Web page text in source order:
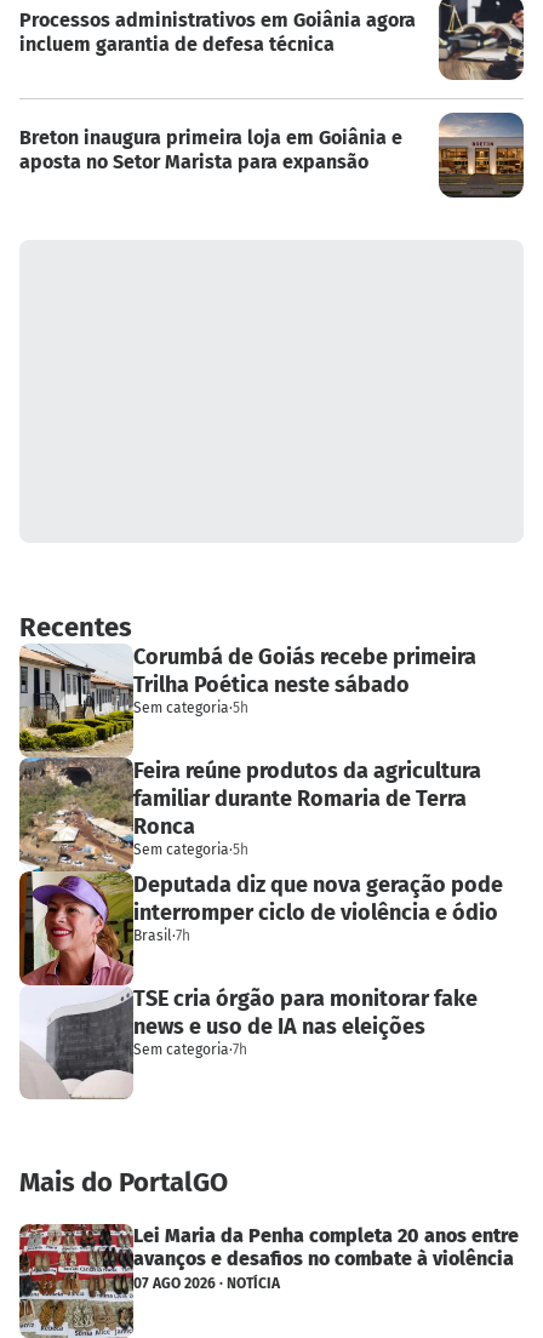
Processos administrativos em Goiânia agora
incluem garantia de defesa técnica
Breton inaugura primeira loja em Goiânia e
aposta no Setor Marista para expansão
Recentes
Corumbá de Goiás recebe primeira
Trilha Poética neste sábado
Sem categoria·5h
Feira reúne produtos da agricultura
familiar durante Romaria de Terra
Ronca
Sem categoria·5h
Deputada diz que nova geração pode
interromper ciclo de violência e ódio
Brasil·7h
TSE cria órgão para monitorar fake
news e uso de IA nas eleições
Sem categoria·7h
Mais do PortalGO
Lei Maria da Penha completa 20 anos entre
avanços e desafios no combate à violência
07 AGO 2026 · NOTÍCIA